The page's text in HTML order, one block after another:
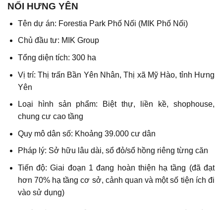
NỐI HƯNG YÊN
Tên dự án: Forestia Park Phố Nối (MIK Phố Nối)
Chủ đầu tư: MIK Group
Tổng diện tích: 300 ha
Vị trí: Thị trấn Bần Yên Nhân, Thị xã Mỹ Hào, tỉnh Hưng
Yên
Loại hình sản phẩm: Biệt thự, liền kề, shophouse,
chung cư cao tầng
Quy mô dân số: Khoảng 39.000 cư dân
Pháp lý: Sở hữu lâu dài, sổ đỏ/sổ hồng riêng từng căn
Tiến độ: Giai đoạn 1 đang hoàn thiện hạ tầng (đã đạt
hơn 70% hạ tầng cơ sở, cảnh quan và một số tiện ích đi
vào sử dụng)